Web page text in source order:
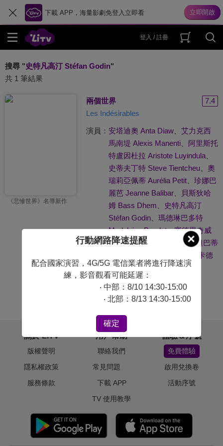
下載 APP，海量影劇免登入立即看
登入 / 註冊
搜尋 "史特凡高汀 Stéfan Godin"
共 1 筆結果
《悲慘世界》名導新作
兩個世界
7.4
Les Indésirables
演員： 安塔迪奧 Anta Diaw、 艾力克西
馬南堤 Alexis Manenti、 阿里斯托
特盧因杜拉 Aristote Luyindula、
史蒂夫丁特 Steve Tientcheu、 奧
瑞莉亞佩蒂 Aurélia Petit、 珍娜巴
麗芭 Jeanne Balibar、
貝斯狄哈
姆 Bass Dhem
史特凡高汀
Stéfan Godin、 瑪德琳巴多特
Madeleine Baudot、塞德里奇威
爾施 Cédric Welsch
阿斯坦巴蒂
阿卜杜勒卡德
爾霍格 Abdelkader Hoggui
導演：拉德利 Ladj Ly
政治驚悚
關於 LiTV
版權聲明
隱私權政策
服務條款
用戶幫助
聯絡我們
常見問題
下載 APP
TV 使用教學
體驗＆序號
免費體驗
啟用兌換卷
活動序號
行動網路降速提醒
配合國家演習，4G/5G 電信業者將進行降速演
練，影音觀看可能延遲：
‧ 中部：8/10 14:30-15:00
‧ 北部：8/13 14:30-15:00
確定